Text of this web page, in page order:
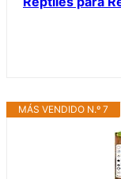
MÁS VENDIDO N.º 7